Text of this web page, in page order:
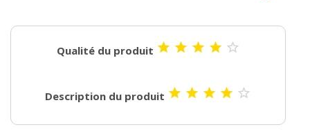
Qualité du produit     
Description du produit     